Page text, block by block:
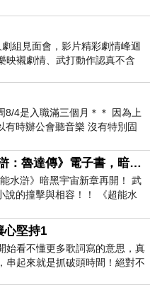
組見面會，影片精彩劇情峰迴
映襯劇情、武打動作認真不含
8/4是入職滿三個月＊＊ 因為上
有時辦公會聽音樂 沒有特別固
一天會固定聽'90
沈默《超能水滸：魯達傳》電子書，暗黑宇宙新章，一一五年八月璀璨上架！
水滸》暗黑宇宙新章再開！ 武
說的撞擊與相容！！ 《超能水
心堅持1
始看不懂更多歌詞寫的意思，真
串起來就是抓破頭時間！絕對不